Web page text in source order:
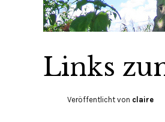
Links
Veröffentlicht von claire